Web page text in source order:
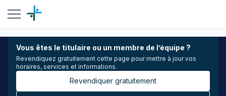
Vous êtes le titulaire ou un membre de l’équipe ?
Revendiquez gratuitement cette page pour mettre à jour vos
horaires, services et informations.
Revendiquer gratuitement